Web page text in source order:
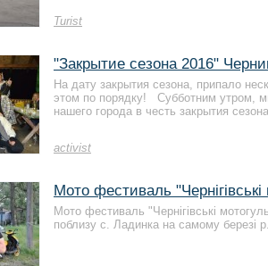
Turist
activist
"Закрытие сезона 2016"
На дату закрытия сезона, припало
этом по порядку! Субботним утром,
нашего города в честь закрытия
Мото фестиваль
Мото фестиваль "Чернігівські
поблизу с. Ладинка на самому березі